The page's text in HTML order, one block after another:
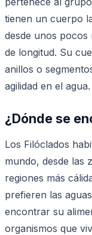
tienen un cuerpo
desde unos pocos
de longitud. Su
anillos o
agilidad en el agua.
¿Dónde se
Los Filóclados
mundo, desde las
regiones más
prefieren las
encontrar su
organismos que